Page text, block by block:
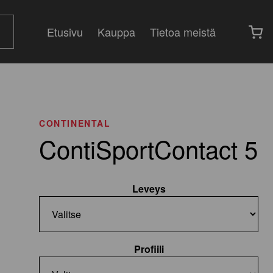
Etusivu Kauppa Tietoa meistä
CONTINENTAL
ContiSportContact 5
Leveys
Profiili